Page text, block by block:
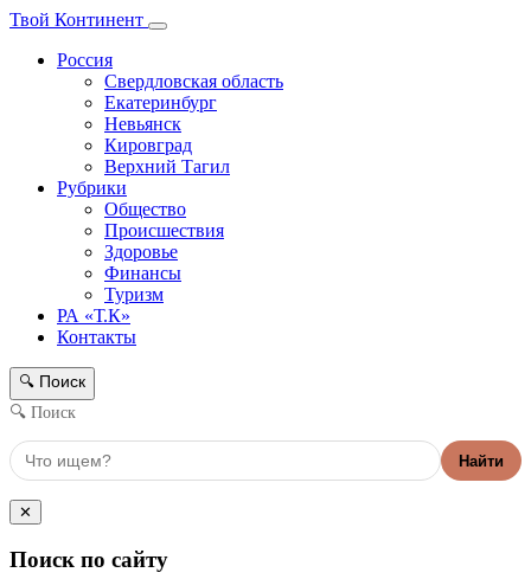
Твой Континент
Россия
Свердловская область
Екатеринбург
Невьянск
Кировград
Верхний Тагил
Рубрики
Общество
Происшествия
Здоровье
Финансы
Туризм
РА «Т.К»
Контакты
🔍 Поиск
🔍 Поиск
Найти
✕
Поиск по сайту